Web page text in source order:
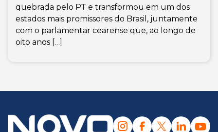
quebrada pelo PT e transformou em um dos
estados mais promissores do Brasil, juntamente
com o parlamentar cearense que, ao longo de
oito anos […]